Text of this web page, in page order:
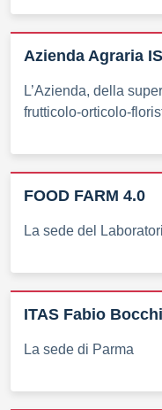
Azienda Agraria
L’Azienda, della
frutticolo-orticolo-
FOOD FARM 4.0
La sede del
ITAS Fabio
La sede di Parma